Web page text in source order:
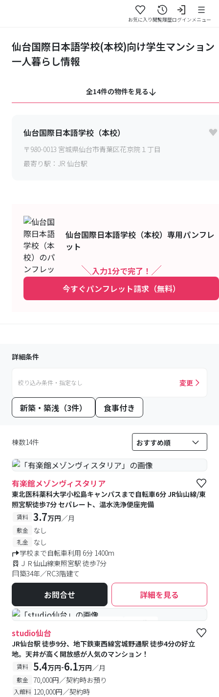
お気に入り閲覧履歴ログインメニュー
仙台国際日本語学校(本校)向け学生マンション
一人暮らし情報
全14件の物件を見る
仙台国際日本語学校（本校）
〒980-0013 宮城県仙台市青葉区花京院１丁目
最寄り駅： JR 仙台駅
仙台国際日本語学校（本校） 専用パンフレ
ット
入力1分で完了！
今すぐパンフレット請求（無料）
詳細条件
絞り込み条件・指定なし 変更
新築・築浅（3件） 食事付き
棟数14件
有楽館メゾンヴィスタリア
東北医科薬科大学小松島キャンパスまで自転車6分 JR仙山線/東
照宮駅徒歩7分 セパレート、温水洗浄便座完備
賃料 3.7万円／月
敷金 なし
礼金
なし
学校まで自転車利用 6分 1400m
ＪＲ仙山線東照宮駅 徒歩7分
築34年／RC3階建て
お問合せ 詳細を見る
#女性専用フロアあり #予約受付中 #空室待ち
studio仙台
JR仙台駅 徒歩9分、地下鉄東西線宮城野通駅 徒歩4分の好立
地。天井が高く開放感が人気のマンション！
賃料 5.4万円-6.1万円／月
敷金 70,000円／契約時お預り
入館料 120,000円／契約時